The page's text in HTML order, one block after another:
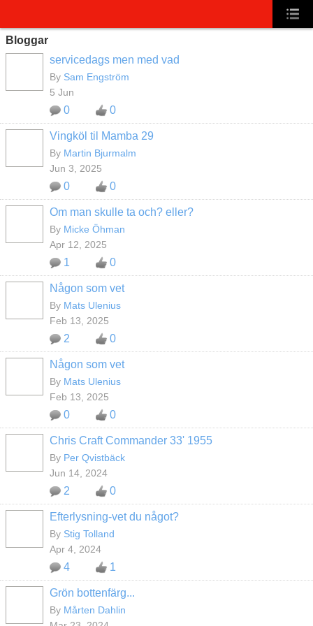
Bloggar
servicedags men med vad
By Sam Engström
5 Jun
0 0
Vingköl til Mamba 29
By Martin Bjurmalm
Jun 3, 2025
0 0
Om man skulle ta och? eller?
By Micke Öhman
Apr 12, 2025
1 0
Någon som vet
By Mats Ulenius
Feb 13, 2025
2 0
Någon som vet
By Mats Ulenius
Feb 13, 2025
0 0
Chris Craft Commander 33' 1955
By Per Qvistbäck
Jun 14, 2024
2 0
Efterlysning-vet du något?
By Stig Tolland
Apr 4, 2024
4 1
Grön bottenfärg...
By Mårten Dahlin